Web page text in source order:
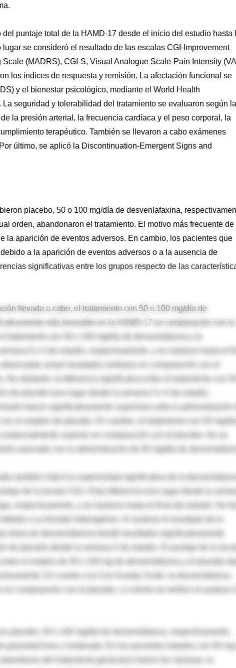
puntaje total de la HAMD-17 desde el inicio del estudio hasta
se consideró el resultado de las escalas CGI-Improvement
(MADRS), CGI-S, Visual Analogue Scale-Pain Intensity
los índices de respuesta y remisión. La afectación funcional se
y el bienestar psicológico, mediante el World Health
seguridad y tolerabilidad del tratamiento se evaluaron según la
la presión arterial, la frecuencia cardíaca y el peso corporal, la
terapéutico. También se llevaron a cabo exámenes
último, se aplicó la Discontinuation-Emergent Signs and
placebo, 50 o 100 mg/día de desvenlafaxina,
orden, abandonaron el tratamiento. El motivo más frecuente de
la aparición de eventos adversos. En cambio, los pacientes que
a la aparición de eventos adversos o a la ausencia de
significativas entre los grupos respecto de las
llevada a cabo, el tratamiento con 50 o 100 mg/día de
más favorable en la HAMD-17 en comparación con la
tratamiento con 50 o 100 mg/día de desvenlafaxina y la
6 o 4 de estudio, respectivamente, y se mantuvo hasta el
No obstante, la diferencia significativa entre el tratamiento con 50
de placebo tuvo lugar desde la semana 3 o 4 de estudio,
fueron significativamente superiores ante la administración
el empleo de placebo. En cambio, el tratamiento con 50 mg/día
superior en comparación con el placebo. No se
asociado con la administración de 50 mg/día de
también indicó la superioridad significativa de la
de la escala CGI-I. Esta diferencia tuvo lugar desde la
respectivamente, y se mantuvo hasta el final del estudio. No fue
a su formato heterogéneo. Al analizar el resultado de la
dosis de desvenlafaxina brindó resultados significativamente
de placebo desde la semana 4 de estudio. El puntaje de la
comparación con el placebo. Lo mismo se verificó al analizar el
placebo, 50 o 100 mg/día de desvenlafaxina, respectivamente,
gravedad leve o moderada. En los pacientes tratados con 50 mg
del tratamiento generaron fueron las náuseas, la